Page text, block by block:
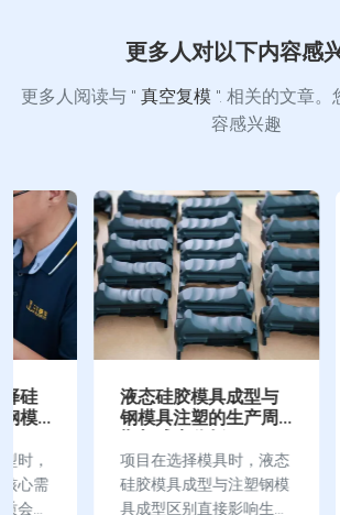
更多人对以下内容感
更多人阅读与 " 真空复模 ". 相关的文章
容感兴趣
液态硅胶模具成型与
钢模具注塑的生产周
期与成本分析
项目在选择模具时，液态
硅胶模具成型与注塑钢模
具成型区别直接影响生产
液态
注塑钢
液态硅
钢模具
在材料